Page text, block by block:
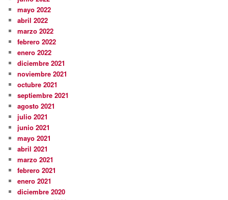
mayo 2022
abril 2022
marzo 2022
febrero 2022
enero 2022
diciembre 2021
noviembre 2021
octubre 2021
septiembre 2021
agosto 2021
julio 2021
junio 2021
mayo 2021
abril 2021
marzo 2021
febrero 2021
enero 2021
diciembre 2020